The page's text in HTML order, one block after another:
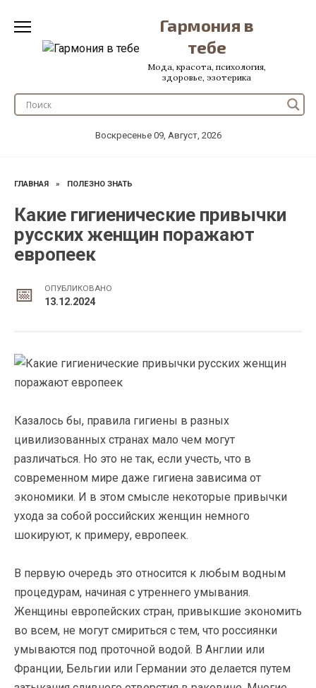
содержанию
Гармония в
тебе
Мода, красота, психология,
здоровье, эзотерика
Воскресенье 09, Август, 2026
ГЛАВНАЯ » ПОЛЕЗНО ЗНАТЬ
Какие гигиенические привычки
русских женщин поражают
европеек
ОПУБЛИКОВАНО
13.12.2024
Казалось бы, правила гигиены в разных
цивилизованных странах мало чем могут
различаться. Но это не так, если учесть, что в
современном мире даже гигиена зависима от
экономики. И в этом смысле некоторые привычки
ухода за собой российских женщин немного
шокируют, к примеру, европеек.
В первую очередь это относится к любым водным
процедурам, начиная с утреннего умывания.
Женщины европейских стран, привыкшие экономить
во всем, не могут смириться с тем, что россиянки
умываются под проточной водой. В Англии или
Франции, Бельгии или Германии это делается путем